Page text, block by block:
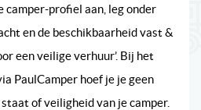
camper-profiel aan, leg onder
en de beschikbaarheid vast &
een veilige verhuur’. Bij het
PaulCamper hoef je je geen
of veiligheid van je camper.